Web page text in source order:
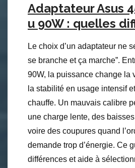
Adaptateur Asus
u 90W : quelles
Le choix d’un adaptateur ne
se branche et ça marche”.
90W, la puissance change la
la stabilité en usage intensif
chauffe. Un mauvais calibre
une charge lente, des
voire des coupures quand
demande trop d’énergie. Ce
différences et aide à